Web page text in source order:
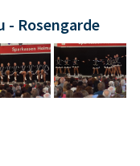
- Rosengarde